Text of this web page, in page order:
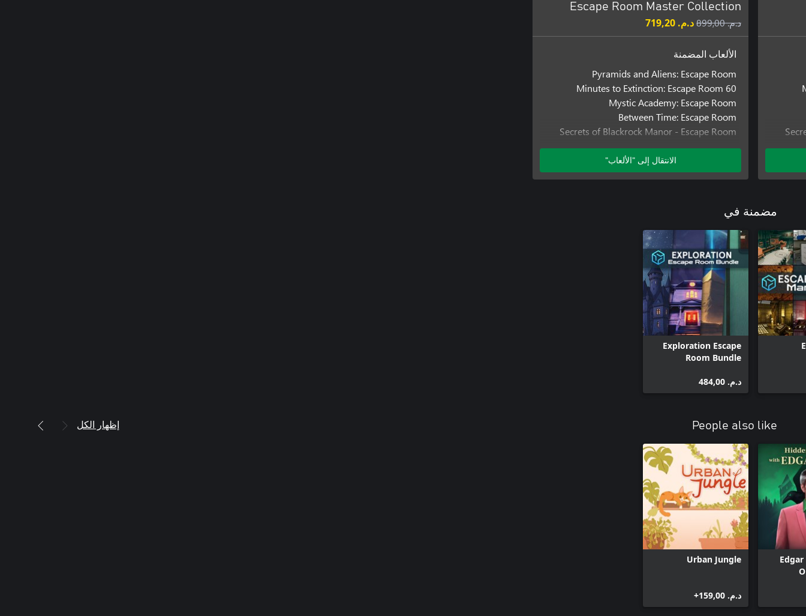
Escape Room Master Collection
د.م.‏ 899,00 د.م.‏ 719,20
الألعاب المضمنة
Pyramids and Aliens: Escape Room
60 Minutes to Extinction: Escape Room
Mystic Academy: Escape Room
Between Time: Escape Room
Secrets of Blackrock Manor - Escape Room
Secrets of Velendar Castle - Escape Room
Tested on Humans: Escape Room
Palindrome Syndrome: Escape Room
الانتقال إلى "الألعاب"
مضمنة في
Exploration Escape
Room Bundle
د.م.‏ 484,00
People also like إظهار الكل
Urban Jungle
د.م.‏ 159,00+